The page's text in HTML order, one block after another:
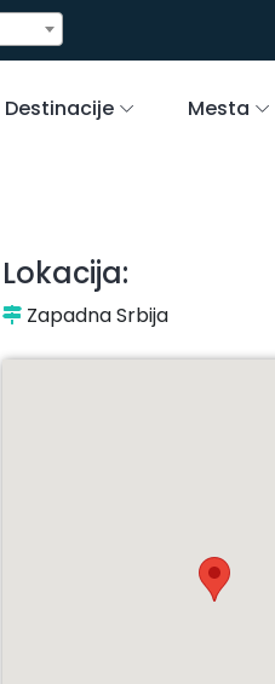
Destinacije Mesta
Lokacija:
Zapadna Srbija